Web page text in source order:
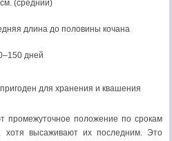
(средний)
длина до половины кочана
дней
для хранения и квашения
промежуточное положение по срокам
хотя высаживают их последним. Это